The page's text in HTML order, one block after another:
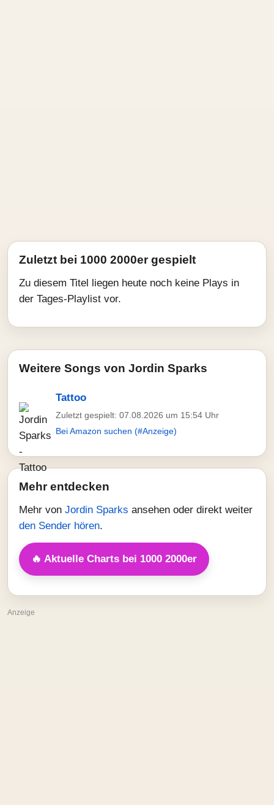
Zuletzt bei 1000 2000er gespielt
Zu diesem Titel liegen heute noch keine Plays in
der Tages-Playlist vor.
Weitere Songs von Jordin Sparks
Tattoo
Zuletzt gespielt: 07.08.2026 um 15:54 Uhr
Bei Amazon suchen (#Anzeige)
Mehr entdecken
Mehr von Jordin Sparks ansehen oder direkt weiter
den Sender hören.
🔥 Aktuelle Charts bei 1000 2000er
Anzeige